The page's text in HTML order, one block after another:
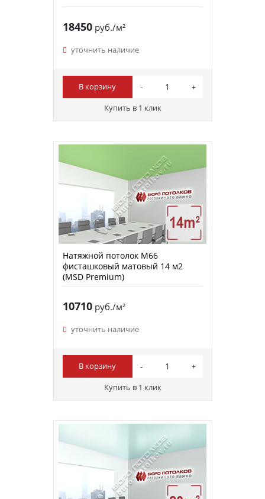
18450руб./м²
уточнить наличие
В корзину
Купить в 1 клик
Натяжной потолок M66
фисташковый матовый 14 м2
(MSD Premium)
10710руб./м²
уточнить наличие
В корзину
Купить в 1 клик